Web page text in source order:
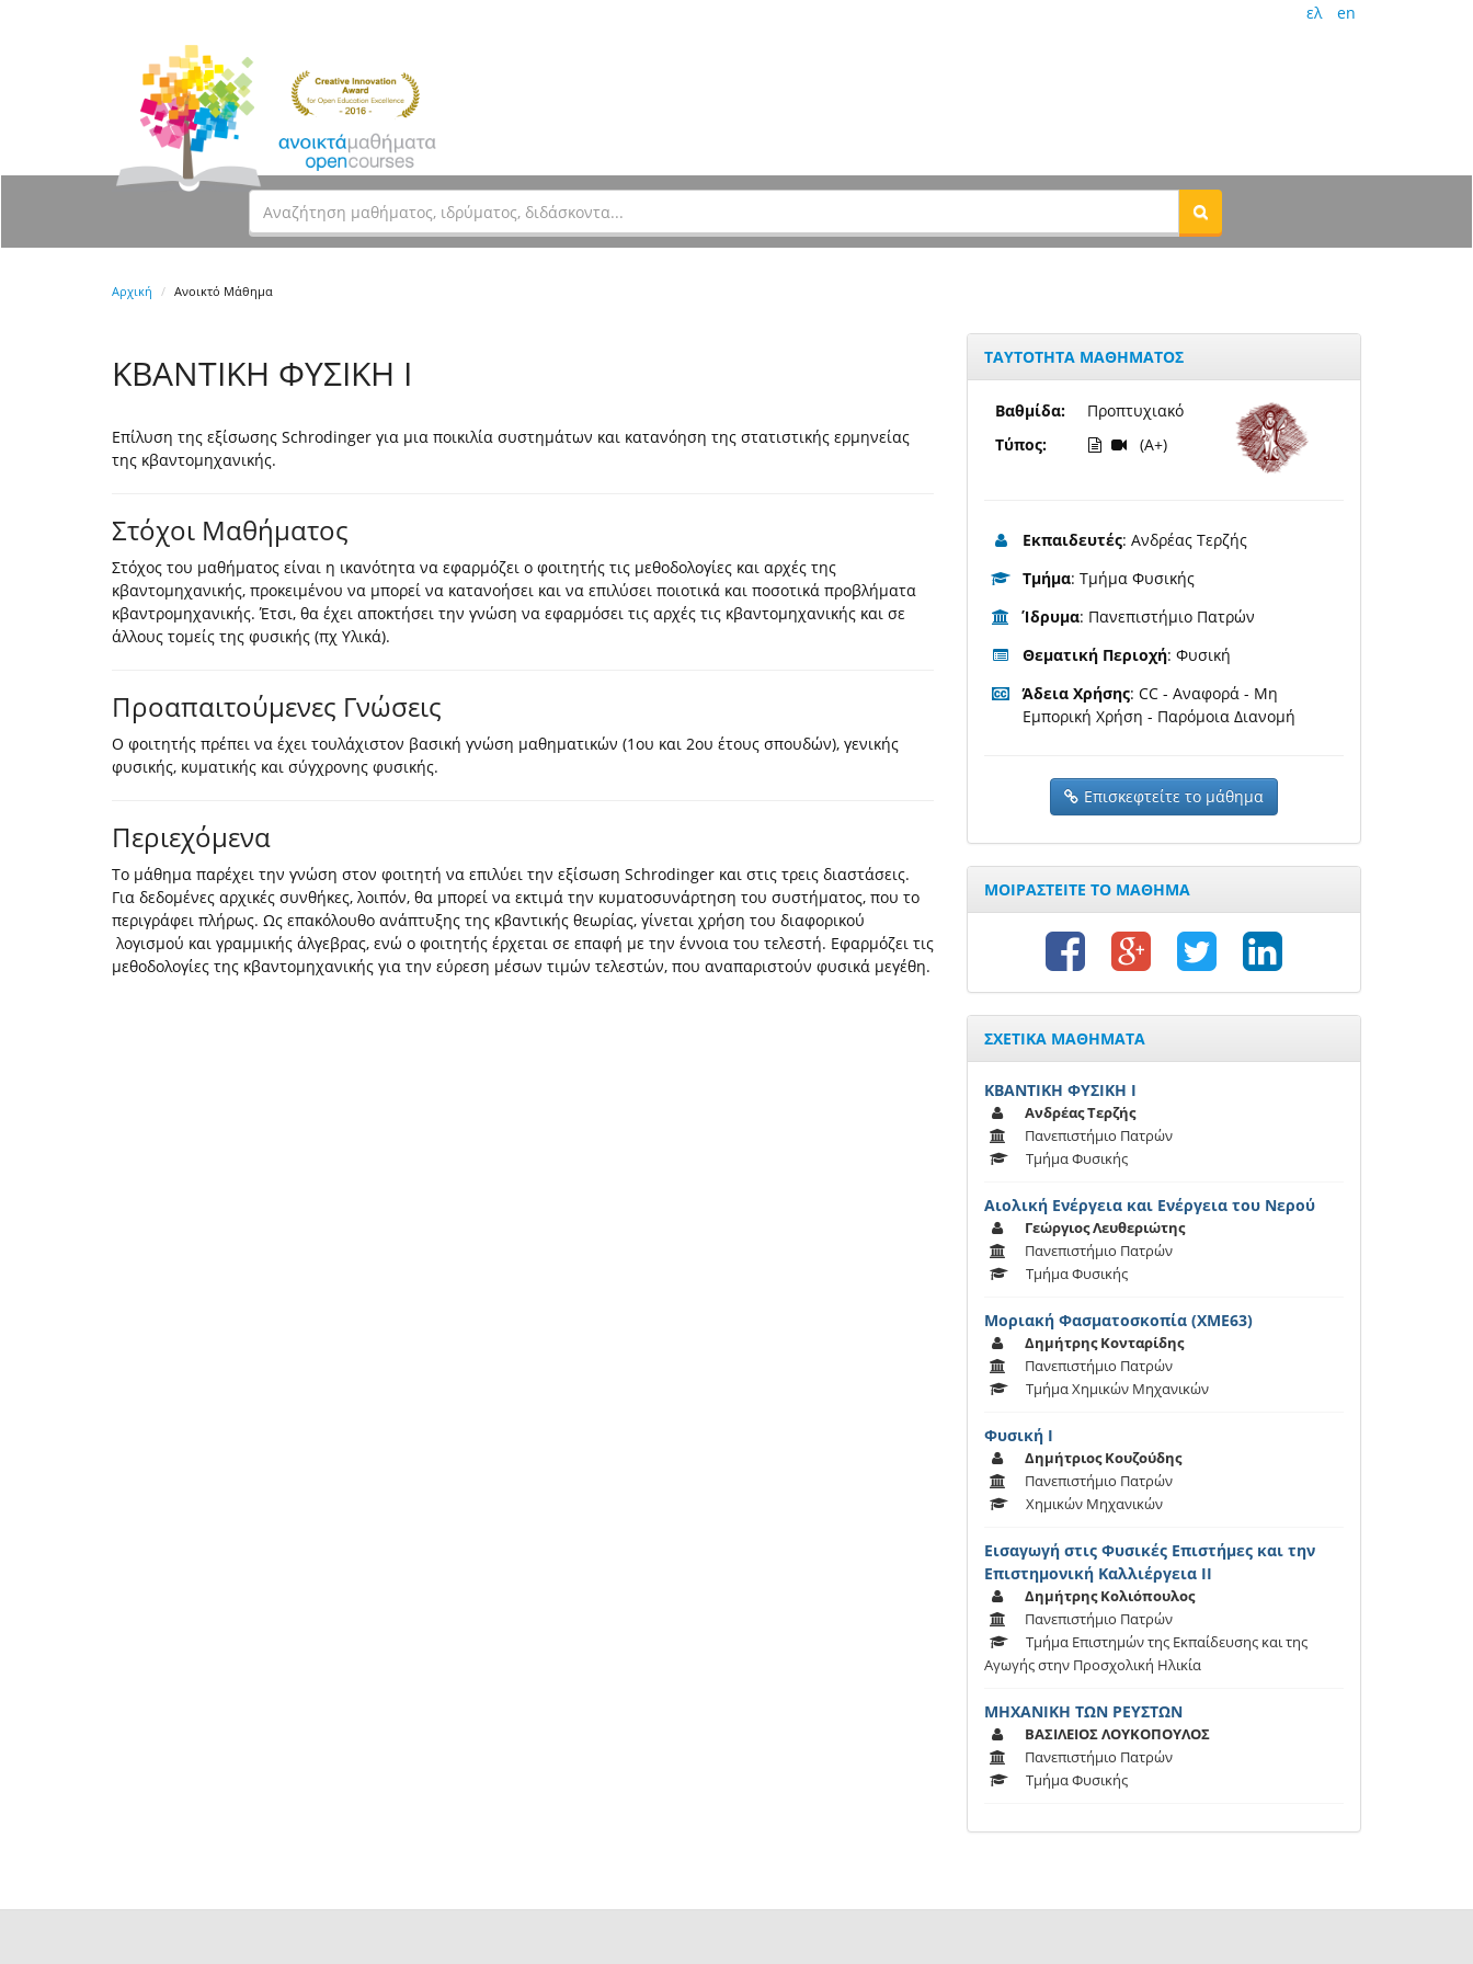
ελ en
Αρχική Ανοικτό Μάθημα
ΚΒΑΝΤΙΚΗ ΦΥΣΙΚΗ Ι
Επίλυση της εξίσωσης Schrodinger για μια ποικιλία συστημάτων και κατανόηση της στατιστικής ερμηνείας
της κβαντομηχανικής.
Στόχοι Μαθήματος
Στόχος του μαθήματος είναι η ικανότητα να εφαρμόζει ο φοιτητής τις μεθοδολογίες και αρχές της
κβαντομηχανικής, προκειμένου να μπορεί να κατανοήσει και να επιλύσει ποιοτικά και ποσοτικά προβλήματα
κβαντρομηχανικής. Έτσι, θα έχει αποκτήσει την γνώση να εφαρμόσει τις αρχές τις κβαντομηχανικής και σε
άλλους τομείς της φυσικής (πχ Υλικά).
Προαπαιτούμενες Γνώσεις
Ο φοιτητής πρέπει να έχει τουλάχιστον βασική γνώση μαθηματικών (1ου και 2ου έτους σπουδών), γενικής
φυσικής, κυματικής και σύγχρονης φυσικής.
Περιεχόμενα
Το μάθημα παρέχει την γνώση στον φοιτητή να επιλύει την εξίσωση Schrodinger και στις τρεις διαστάσεις.
Για δεδομένες αρχικές συνθήκες, λοιπόν, θα μπορεί να εκτιμά την κυματοσυνάρτηση του συστήματος, που το
περιγράφει πλήρως. Ως επακόλουθο ανάπτυξης της κβαντικής θεωρίας, γίνεται χρήση του διαφορικού
λογισμού και γραμμικής άλγεβρας, ενώ ο φοιτητής έρχεται σε επαφή με την έννοια του τελεστή. Εφαρμόζει τις
μεθοδολογίες της κβαντομηχανικής για την εύρεση μέσων τιμών τελεστών, που αναπαριστούν φυσικά μεγέθη.
ΤΑΥΤΟΤΗΤΑ ΜΑΘΗΜΑΤΟΣ
Βαθμίδα:
Τύπος:
Προπτυχιακό
(A+)
Εκπαιδευτές: Ανδρέας Τερζής
Τμήμα: Τμήμα Φυσικής
Ίδρυμα: Πανεπιστήμιο Πατρών
Θεματική Περιοχή: Φυσική
Άδεια Χρήσης: CC - Αναφορά - Μη
Εμπορική Χρήση - Παρόμοια Διανομή
Επισκεφτείτε το μάθημα
ΜΟΙΡΑΣΤΕΙΤΕ ΤΟ ΜΑΘΗΜΑ
ΣΧΕΤΙΚΑ ΜΑΘΗΜΑΤΑ
ΚΒΑΝΤΙΚΗ ΦΥΣΙΚΗ Ι
Ανδρέας Τερζής
Πανεπιστήμιο Πατρών
Τμήμα Φυσικής
Αιολική Ενέργεια και Ενέργεια του Νερού
Γεώργιος Λευθεριώτης
Πανεπιστήμιο Πατρών
Τμήμα Φυσικής
Μοριακή Φασματοσκοπία (ΧΜΕ63)
Δημήτρης Κονταρίδης
Πανεπιστήμιο Πατρών
Τμήμα Χημικών Μηχανικών
Φυσική Ι
Δημήτριος Κουζούδης
Πανεπιστήμιο Πατρών
Χημικών Μηχανικών
Εισαγωγή στις Φυσικές Επιστήμες και την
Επιστημονική Καλλιέργεια ΙΙ
Δημήτρης Κολιόπουλος
Πανεπιστήμιο Πατρών
Τμήμα Επιστημών της Εκπαίδευσης και της
Αγωγής στην Προσχολική Ηλικία
ΜΗΧΑΝΙΚΗ ΤΩΝ ΡΕΥΣΤΩΝ
ΒΑΣΙΛΕΙΟΣ ΛΟΥΚΟΠΟΥΛΟΣ
Πανεπιστήμιο Πατρών
Τμήμα Φυσικής